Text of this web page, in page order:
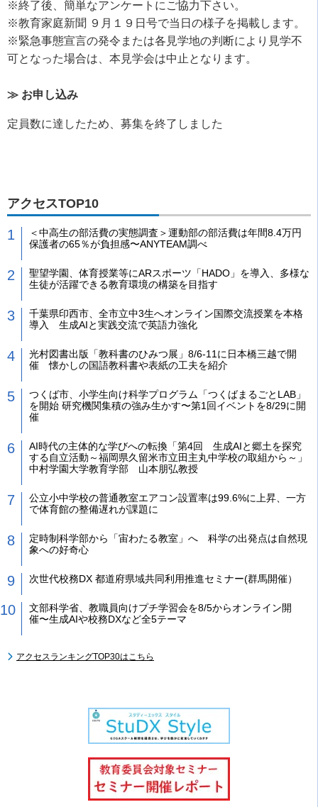
※終了後、簡単なアンケートにご協力下さい。
※教育家庭新聞 ９月１９日号で当日の様子を掲載します。
※緊急事態宣言の発令または各見学地の判断により見学不
可となった場合は、本見学会は中止となります。
≫ お申し込み
定員数に達したため、募集を終了しました
アクセスTOP10
＜中高生の部活費の実態調査＞運動部の部活費は年間8.4万円
保護者の65％が負担感〜ANYTEAM調べ
聖望学園、体育授業等にARスポーツ「HADO」を導入、多様な
生徒が活躍できる教育環境の構築を目指す
千葉県印西市、全市立中3生へオンライン国際交流授業を本格
導入 生成AIと実践交流で英語力強化
光村図書出版「教科書のひみつ展」8/6-11に日本橋三越で開
催 懐かしの国語教科書や表紙の工夫を紹介
つくば市、小学生向け科学プログラム「つくばまるごとLAB」
を開始 研究機関集積の強み生かす〜第1回イベントを8/29に開
催
AI時代の主体的な学びへの転換「第4回 生成AIと郷土を探究
する自立活動～福岡県久留米市立田主丸中学校の取組から～」
中村学園大学教育学部 山本朋弘教授
公立小中学校の普通教室エアコン設置率は99.6%に上昇、一方
で体育館の整備遅れが課題に
定時制科学部から「宙わたる教室」へ 科学の出発点は自然現
象への好奇心
次世代校務DX 都道府県域共同利用推進セミナー(群馬開催）
文部科学省、教職員向けプチ学習会を8/5からオンライン開
催〜生成AIや校務DXなど全5テーマ
アクセスランキングTOP30はこちら